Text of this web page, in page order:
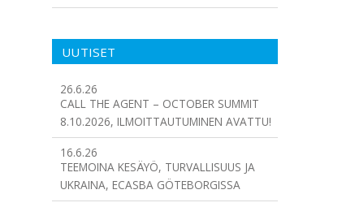
UUTISET
26.6.26
CALL THE AGENT – OCTOBER SUMMIT
8.10.2026, ILMOITTAUTUMINEN AVATTU!
16.6.26
TEEMOINA KESÄYÖ, TURVALLISUUS JA
UKRAINA, ECASBA GÖTEBORGISSA